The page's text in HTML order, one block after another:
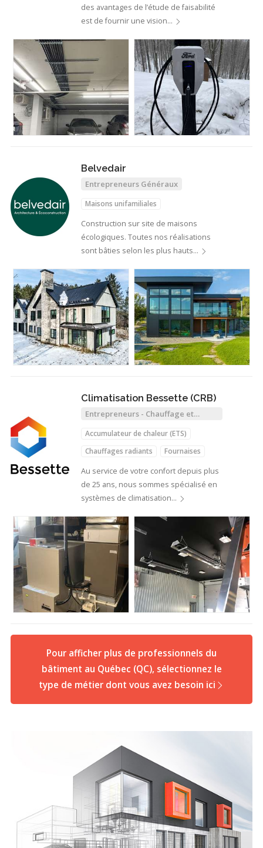
des avantages de l’étude de faisabilité
est de fournir une vision…
Belvedair
Entrepreneurs Généraux
Maisons unifamiliales
Construction sur site de maisons
écologiques. Toutes nos réalisations
sont bâties selon les plus hauts…
Climatisation Bessette (CRB)
Entrepreneurs - Chauffage et
Accumulateur de chaleur (ETS)
Chauffages radiants
Fournaises
Thermopompes
Au service de votre confort depuis plus
de 25 ans, nous sommes spécialisé en
systèmes de climatisation…
Pour afficher plus de professionnels du
bâtiment au Québec (QC), sélectionnez le
type de métier dont vous avez besoin ici